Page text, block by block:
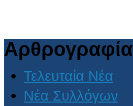
Αρθρογραφία
Τελευταία Νέα
Νέα Συλλόγων